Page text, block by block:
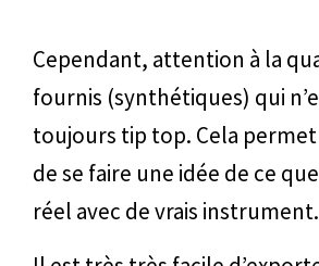
Cependant, attention à la
fournis (synthétiques) qui
toujours tip top. Cela
de se faire une idée de ce
réel avec de vrais instrument.